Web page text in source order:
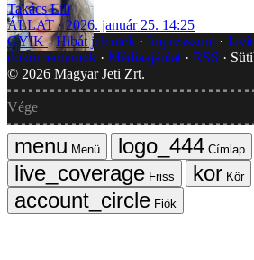
Takács Lili
ÁLLAT
2026. január 25. 14:25
GYIK Hibát jelentek Impresszum
dokumentumok
Médiaajánlat RSS
© 2026 Magyar Jeti Zrt.
Vége
Menü
Címlap
Friss
Kör
Fiók